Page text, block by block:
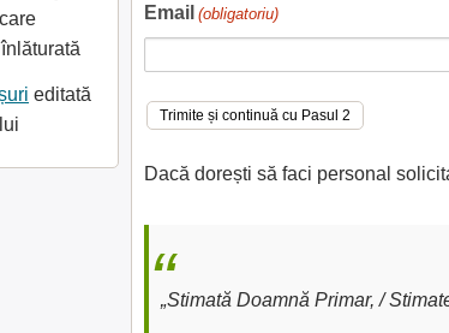
Email (obligatoriu)
Dacă dorești să faci personal
„Stimată Doamnă Primar, /
editată